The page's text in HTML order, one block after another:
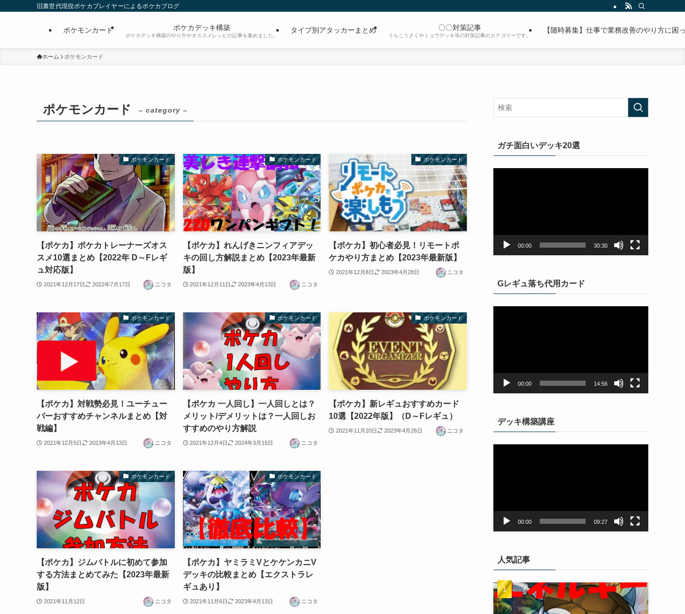
旧裏世代現役ポケカプレイヤーによるポケカブログ
ポケモンカード ポケカデッキ構築
ポケカデッキ構築のやり方やオススメレシピの記事を集めました。
タイプ別アタッカーまとめ 〇〇対策記事
うらこうさくやミュウデッキ等の対策記事のカテゴリーです。
【随時募集】仕事で業務改善のやり方に
ホーム ポケモンカード
ポケモンカード – category –
ポケモンカード
【ポケカ】ポケカトレーナーズオス
スメ10選まとめ【2022年 D～Fレギ
ュ対応版】
2021年12月17日 2022年7月17日 ニコタ
ポケモンカード
【ポケカ】れんげきニンフィアデッ
キの回し方解説まとめ【2023年最新
版】
2021年12月11日 2023年4月13日 ニコタ
ポケモンカード
【ポケカ】初心者必見！リモートポ
ケカやり方まとめ【2023年最新版】
2021年12月8日 2023年4月28日 ニコタ
ポケモンカード
【ポケカ】対戦勢必見！ユーチュー
バーおすすめチャンネルまとめ【対
戦編】
2021年12月5日 2023年4月13日 ニコタ
ポケモンカード
【ポケカ 一人回し】一人回しとは？
メリット/デメリットは？一人回しお
すすめのやり方解説
2021年12月4日 2024年3月15日 ニコタ
ポケモンカード
【ポケカ】新レギュおすすめカード
10選【2022年版】（D～Fレギュ）
2021年11月20日 2023年4月26日 ニコタ
ポケモンカード
【ポケカ】ジムバトルに初めて参加
する方法まとめてみた【2023年最新
版】
2021年11月12日 ニコタ
ポケモンカード
【ポケカ】ヤミラミVとケケンカニV
デッキの比較まとめ【エクストラレ
ギュあり】
2021年11月6日 2023年4月13日 ニコタ
ガチ面白いデッキ20選
00:00 30:30
Gレギュ落ち代用カード
00:00 14:56
デッキ構築講座
00:00 09:27
人気記事